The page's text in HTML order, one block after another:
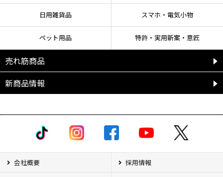
日用雑貨品 スマホ・電気小物
ペット用品 特許・実用新案・意匠
売れ筋商品
新商品情報
会社概要 採用情報